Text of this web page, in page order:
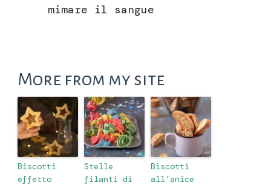
mimare il sangue
More from my site
Biscotti
effetto
Stelle
filanti di
Biscotti
all’anice